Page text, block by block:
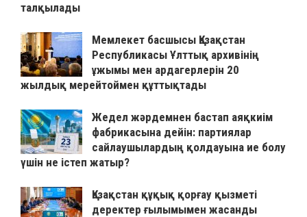
талқылады
Мемлекет басшысы Қазақстан
Республикасы Ұлттық архивінің
ұжымы мен ардагерлерін 20
жылдық мерейтоймен құттықтады
Жедел жәрдемнен бастап аяқкиім
фабрикасына дейін: партиялар
сайлаушылардың қолдауына ие болу
үшін не істеп жатыр?
Қазақстан құқық қорғау қызметі
деректер ғылымымен жасанды